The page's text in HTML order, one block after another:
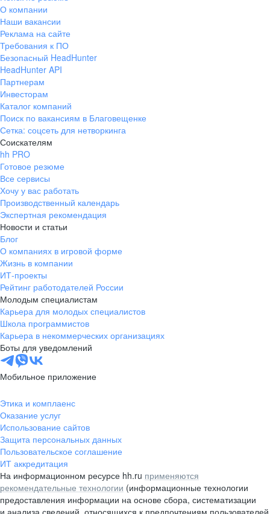
О компании
Наши вакансии
Реклама на сайте
Требования к ПО
Безопасный HeadHunter
HeadHunter API
Партнерам
Инвесторам
Каталог компаний
Поиск по вакансиям в Благовещенке
Сетка: соцсеть для нетворкинга
Соискателям
hh PRO
Готовое резюме
Все сервисы
Хочу у вас работать
Производственный календарь
Экспертная рекомендация
Новости и статьи
Блог
О компаниях в игровой форме
Жизнь в компании
ИТ-проекты
Рейтинг работодателей России
Молодым специалистам
Карьера для молодых специалистов
Школа программистов
Карьера в некоммерческих организациях
Боты для уведомлений
Мобильное приложение
Этика и комплаенс
Оказание услуг
Использование сайтов
Защита персональных данных
Пользовательское соглашение
ИТ аккредитация
На информационном ресурсе hh.ru применяются
рекомендательные технологии (информационные технологии
предоставления информации на основе сбора, систематизации
и анализа сведений, относящихся к предпочтениям пользователей